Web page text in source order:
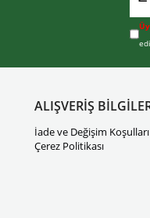
ALIŞVERİŞ
İade ve Değişim Koşulları
Çerez Politikası